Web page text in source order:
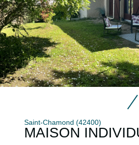
Saint-Chamond (42400)
MAISON